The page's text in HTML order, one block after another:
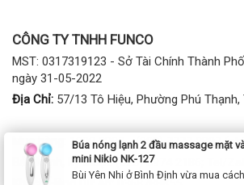
CÔNG TY TNHH FUNCO
MST: 0317319123 - Sở Tài Chính Thành
ngày 31-05-2022
Địa Chỉ: 57/13 Tô Hiệu, Phường Phú Thạnh,
Mua hàng:
1900 2807 - (028) 7777 2807
Bảo hành, kỹ thuật:(028) 3974 2186; Tel/
Búa nóng lạnh 2 đầu massage mặt
mini Nikio NK-127
Bùi Yên Nhi ở Bình Định vừa mua